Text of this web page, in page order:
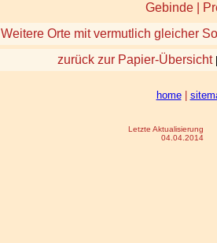
Gebinde |
Weitere Orte mit vermutlich gleicher
zurück zur Papier-Übersicht
home|
Letzte Aktualisierung
04.04.2014